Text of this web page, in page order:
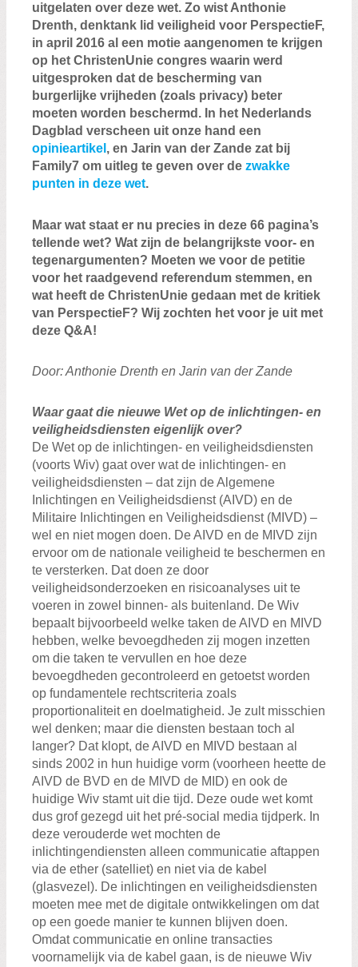
uitgelaten over deze wet. Zo wist Anthonie
Drenth, denktank lid veiligheid voor PerspectieF,
in april 2016 al een motie aangenomen te krijgen
op het ChristenUnie congres waarin werd
uitgesproken dat de bescherming van
burgerlijke vrijheden (zoals privacy) beter
moeten worden beschermd. In het Nederlands
Dagblad verscheen uit onze hand een
opinieartikel , en Jarin van der Zande zat bij
Family7 om uitleg te geven over de zwakke
punten in deze wet.
Maar wat staat er nu precies in deze 66 pagina’s
tellende wet? Wat zijn de belangrijkste voor- en
tegenargumenten? Moeten we voor de petitie
voor het raadgevend referendum stemmen, en
wat heeft de ChristenUnie gedaan met de kritiek
van PerspectieF? Wij zochten het voor je uit met
deze Q&A!
Door: Anthonie Drenth en Jarin van der Zande
Waar gaat die nieuwe Wet op de inlichtingen- en
veiligheidsdiensten eigenlijk over?
De Wet op de inlichtingen- en veiligheidsdiensten
(voorts Wiv) gaat over wat de inlichtingen- en
veiligheidsdiensten – dat zijn de Algemene
Inlichtingen en Veiligheidsdienst (AIVD) en de
Militaire Inlichtingen en Veiligheidsdienst (MIVD) –
wel en niet mogen doen. De AIVD en de MIVD zijn
ervoor om de nationale veiligheid te beschermen en
te versterken. Dat doen ze door
veiligheidsonderzoeken en risicoanalyses uit te
voeren in zowel binnen- als buitenland. De Wiv
bepaalt bijvoorbeeld welke taken de AIVD en MIVD
hebben, welke bevoegdheden zij mogen inzetten
om die taken te vervullen en hoe deze
bevoegdheden gecontroleerd en getoetst worden
op fundamentele rechtscriteria zoals
proportionaliteit en doelmatigheid. Je zult misschien
wel denken; maar die diensten bestaan toch al
langer? Dat klopt, de AIVD en MIVD bestaan al
sinds 2002 in hun huidige vorm (voorheen heette de
AIVD de BVD en de MIVD de MID) en ook de
huidige Wiv stamt uit die tijd. Deze oude wet komt
dus grof gezegd uit het pré-social media tijdperk. In
deze verouderde wet mochten de
inlichtingendiensten alleen communicatie aftappen
via de ether (satelliet) en niet via de kabel
(glasvezel). De inlichtingen en veiligheidsdiensten
moeten mee met de digitale ontwikkelingen om dat
op een goede manier te kunnen blijven doen.
Omdat communicatie en online transacties
voornamelijk via de kabel gaan, is de nieuwe Wiv